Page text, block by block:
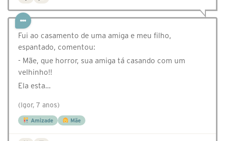
Fui ao casamento de uma amiga e meu filho,
espantado, comentou:
- Mãe, que horror, sua amiga tá casando com um
velhinho!!
Ela esta…
(Igor, 7 anos)
Amizade Mãe